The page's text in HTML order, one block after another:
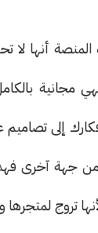
أنها لا
مجانية
إلى
جهة آخرى
تروج